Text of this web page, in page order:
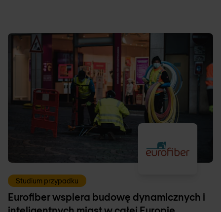
Studium przypadku
Eurofiber wspiera budowę dynamicznych i